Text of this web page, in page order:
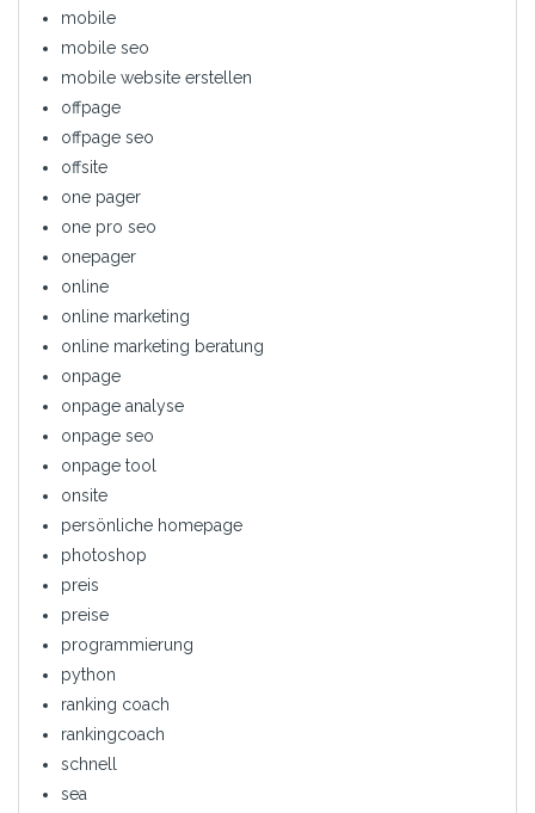
mobile
mobile seo
mobile website erstellen
offpage
offpage seo
offsite
one pager
one pro seo
onepager
online
online marketing
online marketing beratung
onpage
onpage analyse
onpage seo
onpage tool
onsite
persönliche homepage
photoshop
preis
preise
programmierung
python
ranking coach
rankingcoach
schnell
sea